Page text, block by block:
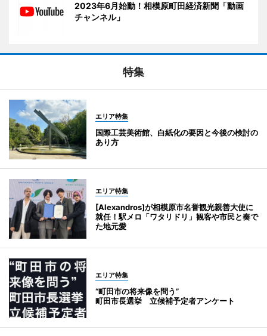
2023年6月始動！相模原町田経済新聞「動画
チャンネル」
特集
エリア特集
国際工芸美術館、白紙化の要因と今後の検討の
あり方
エリア特集
[Alexandros]が相模原市名誉観光親善大使に
就任！駅メロ「ワタリドリ」観客や市民と奏で
た地元愛
エリア特集
“町田市の将来像を問う”
町田市長選挙 立候補予定者アンケート